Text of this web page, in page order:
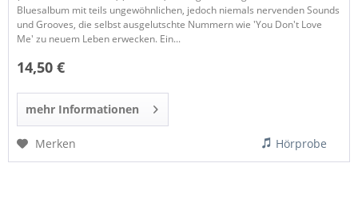
Bluesalbum mit teils ungewöhnlichen, jedoch niemals nervenden Sounds
und Grooves, die selbst ausgelutschte Nummern wie 'You Don't Love
Me' zu neuem Leben erwecken. Ein...
14,50 €
mehr Informationen
Merken Hörprobe